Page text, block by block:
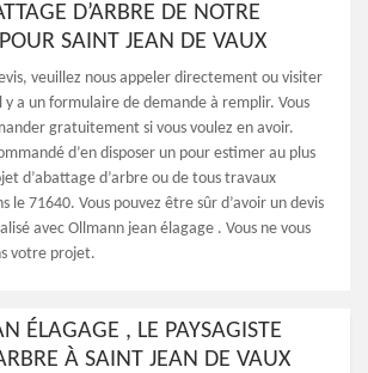
D’ARBRE DE NOTRE
SAINT JEAN DE VAUX
veuillez nous appeler directement ou visiter
a un formulaire de demande à remplir. Vous
gratuitement si vous voulez en avoir.
d’en disposer un pour estimer au plus
d’abattage d’arbre ou de tous travaux
le 71640. Vous pouvez être sûr d’avoir un devis
avec Ollmann jean élagage . Vous ne vous
votre projet.
ÉLAGAGE , LE PAYSAGISTE
À SAINT JEAN DE VAUX